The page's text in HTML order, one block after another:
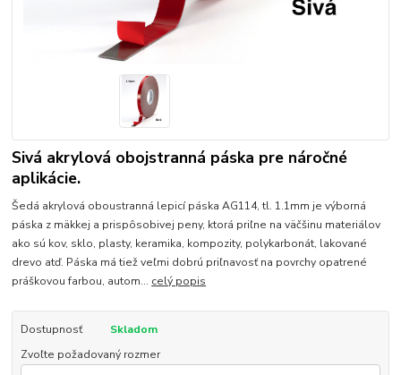
Sivá akrylová obojstranná páska pre náročné
aplikácie.
Šedá akrylová oboustranná lepicí páska AG114, tl. 1.1mm je výborná
páska z mäkkej a prispôsobivej peny, ktorá priľne na väčšinu materiálov
ako sú kov, sklo, plasty, keramika, kompozity, polykarbonát, lakované
drevo atď. Páska má tiež veľmi dobrú priľnavosť na povrchy opatrené
práškovou farbou, autom... celý popis
Dostupnosť
Skladom
Zvoľte požadovaný rozmer